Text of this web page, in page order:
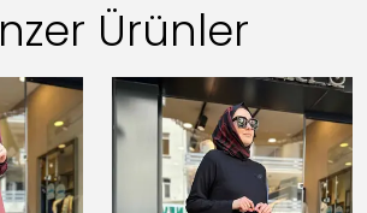
Ürünler